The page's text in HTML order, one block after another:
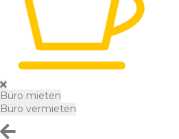
Büro mieten
Büro vermieten